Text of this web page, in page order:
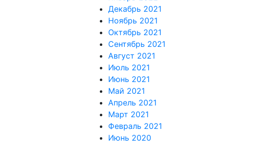
Декабрь 2021
Ноябрь 2021
Октябрь 2021
Сентябрь 2021
Август 2021
Июль 2021
Июнь 2021
Май 2021
Апрель 2021
Март 2021
Февраль 2021
Июнь 2020